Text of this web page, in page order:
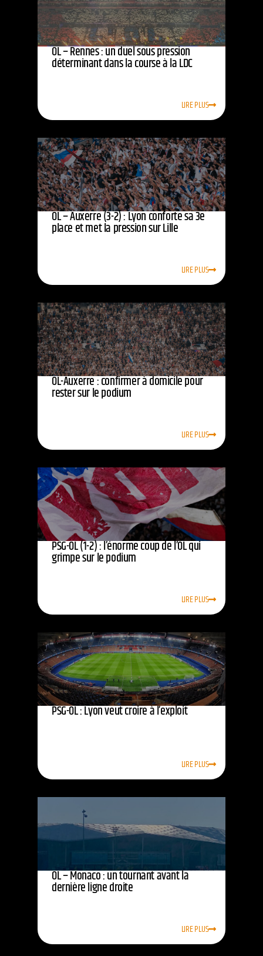
OL – Rennes : un duel sous pression
déterminant dans la course à la LDC
LIRE PLUS
OL – Auxerre (3-2) : Lyon conforte sa 3e
place et met la pression sur Lille
LIRE PLUS
OL-Auxerre : confirmer à domicile pour
rester sur le podium
LIRE PLUS
PSG-OL (1-2) : l’énorme coup de l’OL qui
grimpe sur le podium
LIRE PLUS
PSG-OL : Lyon veut croire à l’exploit
LIRE PLUS
OL – Monaco : un tournant avant la
dernière ligne droite
LIRE PLUS